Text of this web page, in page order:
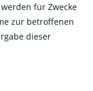
für Zwecke
zur betroffenen
dieser